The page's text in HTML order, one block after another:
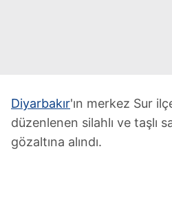
Diyarbakır'ın merkez Sur
düzenlenen silahlı ve taşlı
gözaltına alındı.